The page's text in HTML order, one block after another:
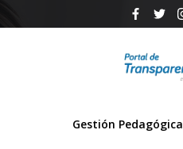
Gestión Pedagógica